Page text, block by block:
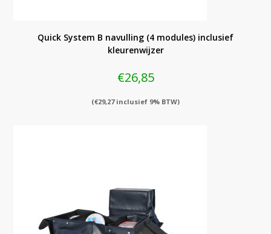
Quick System B navulling (4 modules) inclusief
kleurenwijzer
€26,85
(€29,27inclusief 9% BTW)